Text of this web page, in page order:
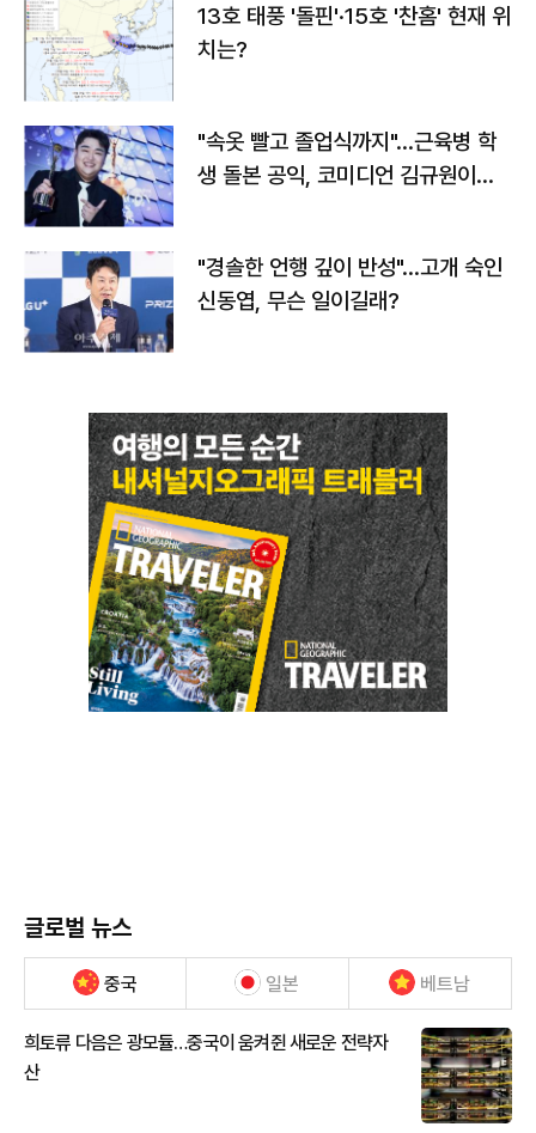
13호 태풍 '돌핀'·15호 '찬홈' 현재 위
치는?
"속옷 빨고 졸업식까지"…근육병 학
생 돌본 공익, 코미디언 김규원이었
"경솔한 언행 깊이 반성"…고개 숙인
신동엽, 무슨 일이길래?
글로벌 뉴스
중국 일본 베트남
희토류 다음은 광모듈…중국이 움켜쥔 새로운 전략자
산